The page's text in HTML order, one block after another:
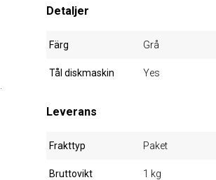
Detaljer
Färg Grå
Tål diskmaskin Yes
Leverans
Frakttyp Paket
Bruttovikt 1 kg